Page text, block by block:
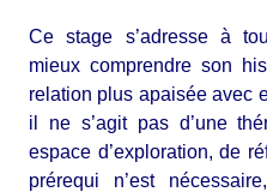
Ce stage s’adresse à
mieux comprendre son
relation plus apaisée avec
il ne s’agit pas d’une
espace d’exploration, de
prérequi n’est